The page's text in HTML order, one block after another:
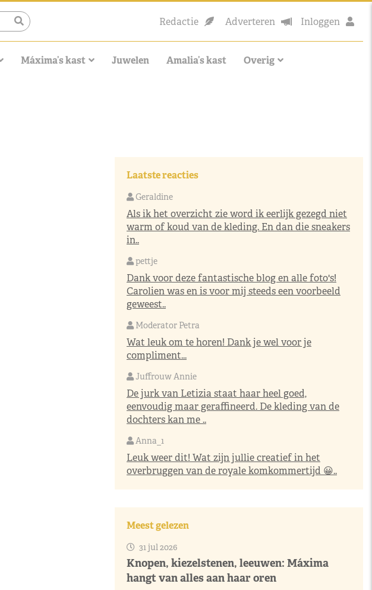
Redactie Adverteren Inloggen
Máxima’s kast Juwelen Amalia’s kast Overig
Laatste reacties
Geraldine
Als ik het overzicht zie word ik eerlijk gezegd niet
warm of koud van de kleding. En dan die sneakers
in..
pettje
Dank voor deze fantastische blog en alle foto's!
Carolien was en is voor mij steeds een voorbeeld
geweest..
Moderator Petra
Wat leuk om te horen! Dank je wel voor je
compliment...
Juffrouw Annie
De jurk van Letizia staat haar heel goed,
eenvoudig maar geraffineerd. De kleding van de
dochters kan me ..
Anna_1
Leuk weer dit! Wat zijn jullie creatief in het
overbruggen van de royale komkommertijd 😀..
Meest gelezen
31 jul 2026
Knopen, kiezelstenen, leeuwen: Máxima
hangt van alles aan haar oren